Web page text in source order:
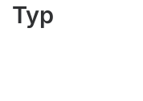
Typ